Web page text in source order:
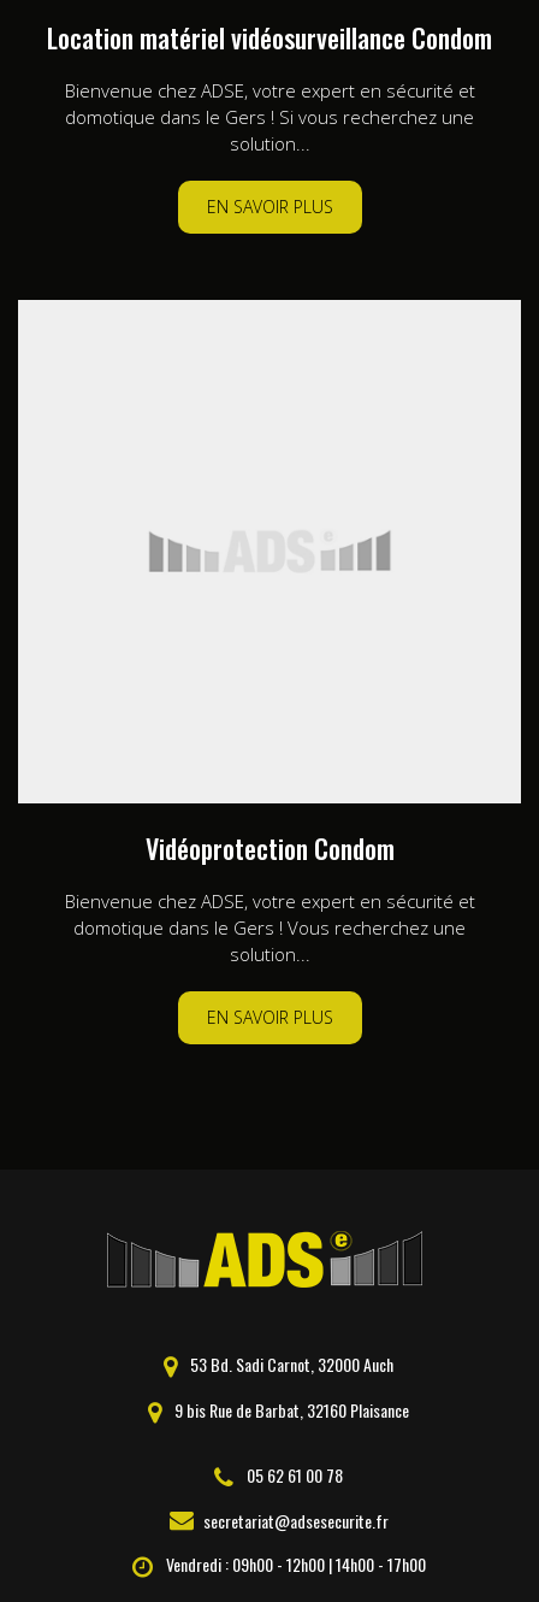
Location matériel vidéosurveillance Condom
Bienvenue chez ADSE, votre expert en sécurité et
domotique dans le Gers ! Si vous recherchez une
solution...
EN SAVOIR PLUS
Vidéoprotection Condom
Bienvenue chez ADSE, votre expert en sécurité et
domotique dans le Gers ! Vous recherchez une
solution...
EN SAVOIR PLUS
05 62 61 00 78
secretariat@adsesecurite.fr
Vendredi : 09h00 - 12h00 | 14h00 - 17h00
53 Bd. Sadi Carnot, 32000 Auch
9 bis Rue de Barbat, 32160 Plaisance